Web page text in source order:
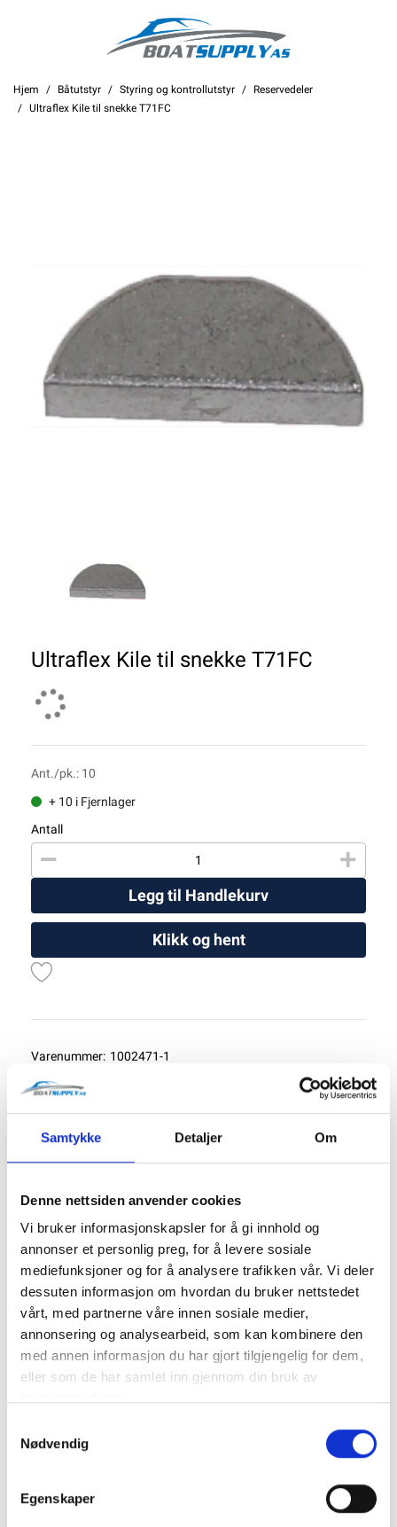
Samtykke Detaljer Om
Denne nettsiden anvender cookies
Vi bruker informasjonskapsler for å gi innhold og
annonser et personlig preg, for å levere sosiale
mediefunksjoner og for å analysere trafikken vår. Vi deler
dessuten informasjon om hvordan du bruker nettstedet
vårt, med partnerne våre innen sosiale medier,
annonsering og analysearbeid, som kan kombinere den
med annen informasjon du har gjort tilgjengelig for dem,
eller som de har samlet inn gjennom din bruk av
Nødvendig
Egenskaper
Hjem Båtutstyr Styring og kontrollutstyr
Reservedeler
Ultraflex Kile til snekke T71FC
Ultraflex Kile til snekke T71FC
Ant./pk.: 10
+ 10 i Fjernlager
Antall
Legg til Handlekurv
Klikk og hent
Varenummer: 1002471-1
Beskrivelse
Produktet mangler beskrivelse
Spesifikasjon